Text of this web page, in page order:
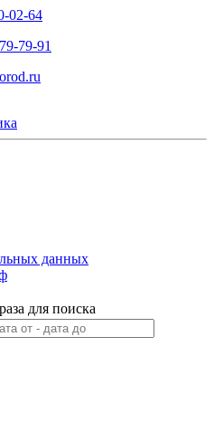
02-64
79-91
данных
для поиска